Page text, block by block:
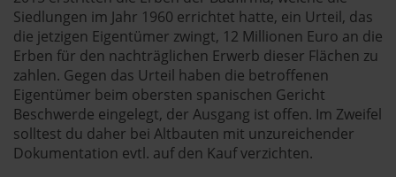
Siedlungen im Jahr 1960 errichtet hatte, ein Urteil, das
die jetzigen Eigentümer zwingt, 12 Millionen Euro an die
Erben für den nachträglichen Erwerb dieser Flächen zu
zahlen. Gegen das Urteil haben die betroffenen
Eigentümer beim obersten spanischen Gericht
Beschwerde eingelegt, der Ausgang ist offen. Im Zweifel
solltest du daher bei Altbauten mit unzureichender
Dokumentation evtl. auf den Kauf verzichten.